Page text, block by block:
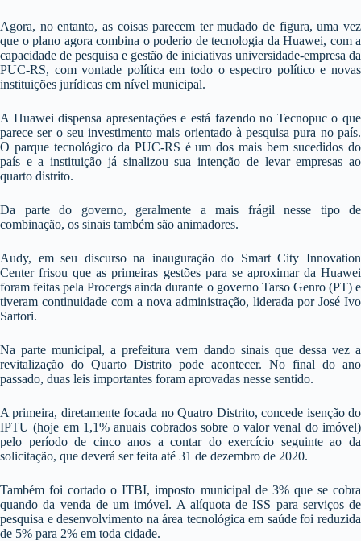
Agora, no entanto, as coisas parecem ter mudado de figura, uma vez
que o plano agora combina o poderio de tecnologia da Huawei, com a
capacidade de pesquisa e gestão de iniciativas universidade-empresa da
PUC-RS, com vontade política em todo o espectro político e novas
instituições jurídicas em nível municipal.
A Huawei dispensa apresentações e está fazendo no Tecnopuc o que
parece ser o seu investimento mais orientado à pesquisa pura no país.
O parque tecnológico da PUC-RS é um dos mais bem sucedidos do
país e a instituição já sinalizou sua intenção de levar empresas ao
quarto distrito.
Da parte do governo, geralmente a mais frágil nesse tipo de
combinação, os sinais também são animadores.
Audy, em seu discurso na inauguração do Smart City Innovation
Center frisou que as primeiras gestões para se aproximar da Huawei
foram feitas pela Procergs ainda durante o governo Tarso Genro (PT) e
tiveram continuidade com a nova administração, liderada por José Ivo
Sartori.
Na parte municipal, a prefeitura vem dando sinais que dessa vez a
revitalização do Quarto Distrito pode acontecer. No final do ano
passado, duas leis importantes foram aprovadas nesse sentido.
A primeira, diretamente focada no Quatro Distrito, concede isenção do
IPTU (hoje em 1,1% anuais cobrados sobre o valor venal do imóvel)
pelo período de cinco anos a contar do exercício seguinte ao da
solicitação, que deverá ser feita até 31 de dezembro de 2020.
Também foi cortado o ITBI, imposto municipal de 3% que se cobra
quando da venda de um imóvel. A alíquota de ISS para serviços de
pesquisa e desenvolvimento na área tecnológica em saúde foi reduzida
de 5% para 2% em toda cidade.